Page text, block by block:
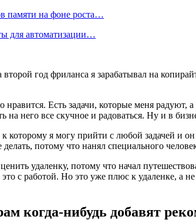
памяти на фоне роста…
для автоматизации…
год фриланса я зарабатывал на
Есть задачи, которые меня
него все скучное и радоваться. Ну и в
которому я могу прийти с любой задачей и
потому что нанял специального
удаленку, потому что начал
с работой. Но это уже плюс к удаленке, а
когда-нибудь добавят